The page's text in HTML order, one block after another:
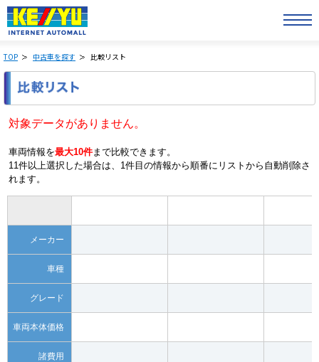
TOP 中古車を探す 比較リスト
対象データがありません。
車両情報を最大10件まで比較できます。
11件以上選択した場合は、1件目の情報から順番にリストから自動削除さ
れます。
メーカー
車種
グレード
車両本体価格
諸費用